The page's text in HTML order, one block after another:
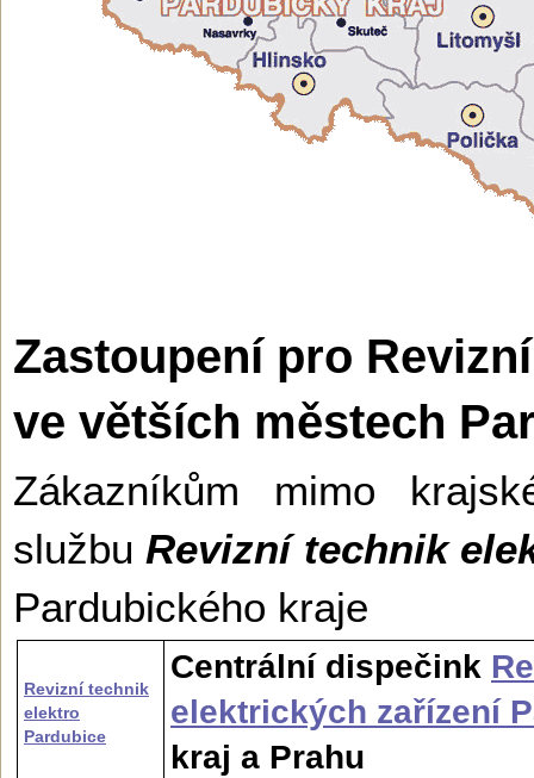
Zastoupení pro
ve větších městech
Zákazníkům mimo
službuRevizní technik
Pardubického kraje
Revizní technik
elektro
Pardubice
Centrální dispečink
elektrických zařízení
kraj a Prahu